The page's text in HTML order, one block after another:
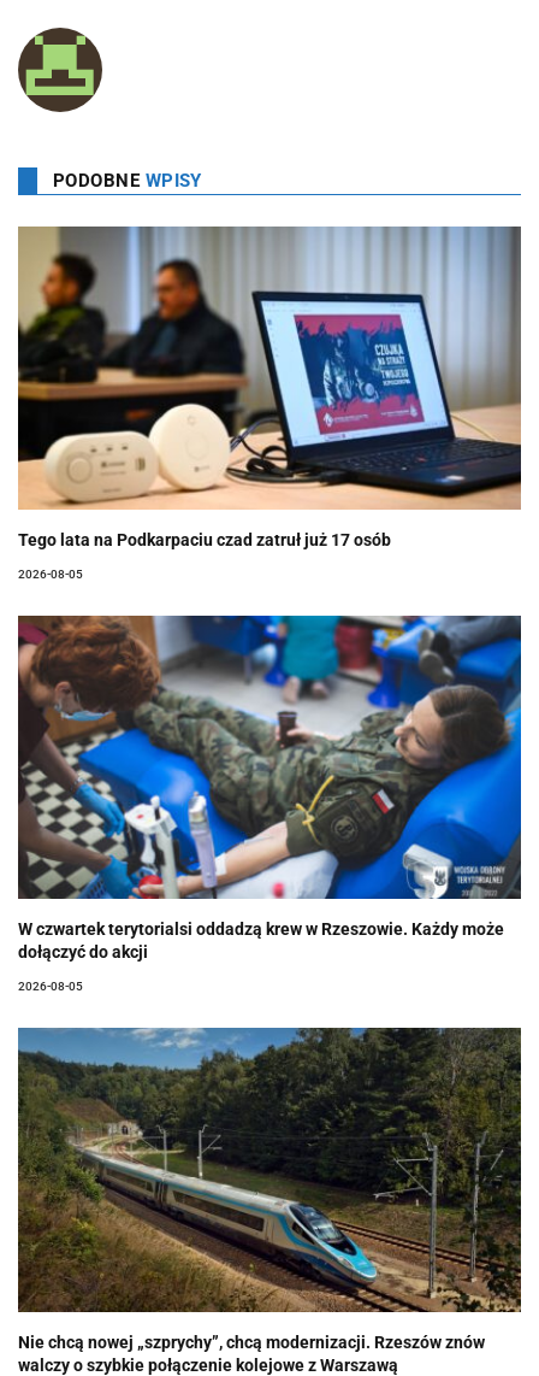
PODOBNE WPISY
Tego lata na Podkarpaciu czad zatruł już 17 osób
2026-08-05
W czwartek terytorialsi oddadzą krew w Rzeszowie. Każdy może
dołączyć do akcji
2026-08-05
Nie chcą nowej „szprychy”, chcą modernizacji. Rzeszów znów
walczy o szybkie połączenie kolejowe z Warszawą